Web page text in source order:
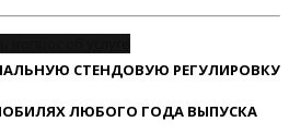
СТЕНДОВУЮ РЕГУЛИРОВКУ
ЛЮБОГО ГОДА ВЫПУСКА